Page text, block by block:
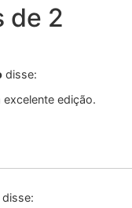
de 2
disse:
excelente edição.
disse: